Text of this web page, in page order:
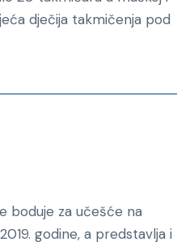
dječija takmičenja pod
boduje za učešće na
godine, a predstavlja i